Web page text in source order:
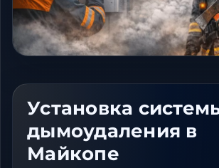
Установка
дымоудаления в
Майкопе